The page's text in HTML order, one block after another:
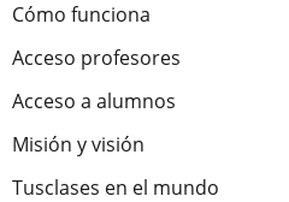
Cómo funciona
Acceso profesores
Acceso a alumnos
Misión y visión
Tusclases en el mundo